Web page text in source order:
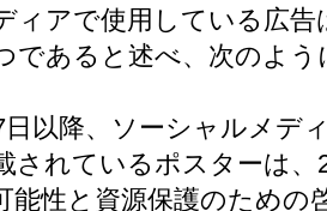
ィアで使用している広
であると述べ、次のよう
日以降、ソーシャルメ
されているポスターは
能性と資源保護のため